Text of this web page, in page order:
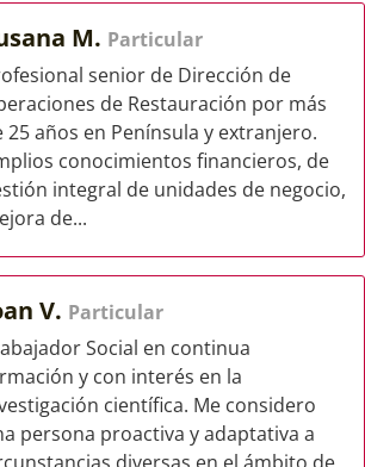
M. Particular
senior de Dirección de
de Restauración por más
25 años en Península y extranjero.
conocimientos financieros, de
integral de unidades de negocio,
de...
V. Particular
Social en continua
y con interés en la
científica. Me considero
persona proactiva y adaptativa a